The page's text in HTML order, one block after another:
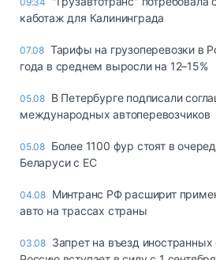
каботаж для Калининграда
07.08 Тарифы на грузоперевозки в
года в среднем выросли на 12–15%
05.08 В Петербурге подписали
международных автоперевозчиков
05.08 Более 1100 фур стоят в
Беларуси с ЕС
04.08 Минтранс РФ расширит
авто на трассах страны
03.08 Запрет на въезд